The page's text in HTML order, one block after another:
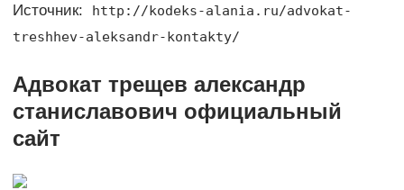
Источник:
http://kodeks-alania.ru/advokat-
treshhev-aleksandr-kontakty/
Адвокат трещев александр
станиславович официальный
сайт